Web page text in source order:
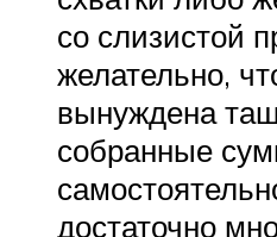
со слизистой
желательно,
вынуждена
собранные
достаточно